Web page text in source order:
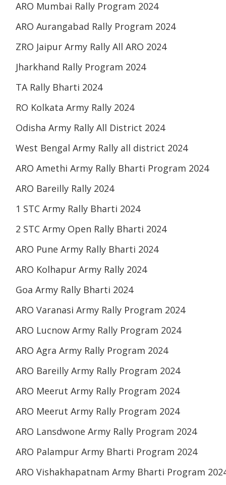
ARO Mumbai Rally Program 2024
ARO Aurangabad Rally Program 2024
ZRO Jaipur Army Rally All ARO 2024
Jharkhand Rally Program 2024
TA Rally Bharti 2024
RO Kolkata Army Rally 2024
Odisha Army Rally All District 2024
West Bengal Army Rally all district 2024
ARO Amethi Army Rally Bharti Program 2024
ARO Bareilly Rally 2024
1 STC Army Rally Bharti 2024
2 STC Army Open Rally Bharti 2024
ARO Pune Army Rally Bharti 2024
ARO Kolhapur Army Rally 2024
Goa Army Rally Bharti 2024
ARO Varanasi Army Rally Program 2024
ARO Lucnow Army Rally Program 2024
ARO Agra Army Rally Program 2024
ARO Bareilly Army Rally Program 2024
ARO Meerut Army Rally Program 2024
ARO Meerut Army Rally Program 2024
ARO Lansdwone Army Rally Program 2024
ARO Palampur Army Bharti Program 2024
ARO Vishakhapatnam Army Bharti Program